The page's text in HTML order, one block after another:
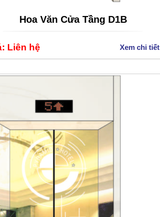
Hoa Văn Cửa Tầng D1B
Liên hệ Xem chi tiết